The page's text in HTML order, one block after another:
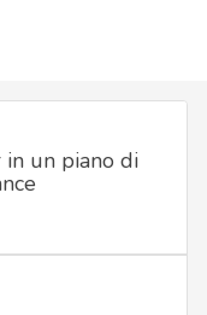
un piano di